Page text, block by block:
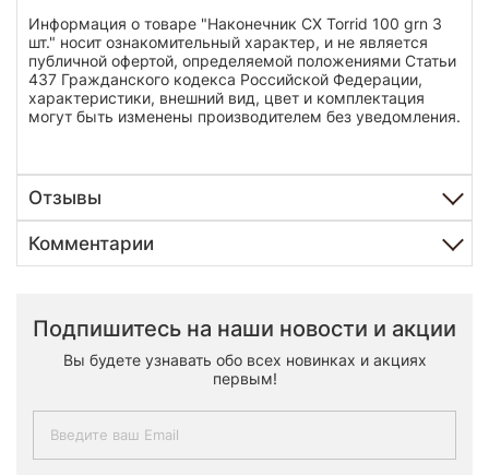
Информация о товаре "Наконечник CX Torrid 100 grn 3
шт." носит ознакомительный характер, и не является
публичной офертой, определяемой положениями Статьи
437 Гражданского кодекса Российской Федерации,
характеристики, внешний вид, цвет и комплектация
могут быть изменены производителем без уведомления.
Отзывы
Комментарии
Подпишитесь на наши новости и акции
Вы будете узнавать обо всех новинках и акциях
первым!